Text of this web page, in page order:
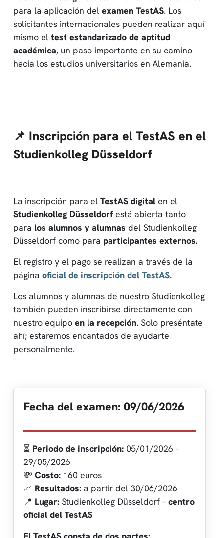
para la aplicación del examen TestAS. Los
solicitantes internacionales pueden realizar aquí
mismo el test estandarizado de aptitud
académica, un paso importante en su camino
hacia los estudios universitarios en Alemania.
📌 Inscripción para el TestAS en el
Studienkolleg Düsseldorf
La inscripción para el TestAS digital en el
Studienkolleg Düsseldorfestá abierta tanto
para los alumnos y alumnas del Studienkolleg
Düsseldorf como para participantes externos.
El registro y el pago se realizan a través de la
página oficial de inscripción del TestAS.
Los alumnos y alumnas de nuestro Studienkolleg
también pueden inscribirse directamente con
nuestro equipo en la recepción. Solo preséntate
ahí; estaremos encantados de ayudarte
personalmente.
Fecha del examen: 09/06/2026
⏳ Periodo de inscripción: 05/01/2026 –
29/05/2026
💸 Costo: 160 euros
📈 Resultados: a partir del 30/06/2026
📍 Lugar: Studienkolleg Düsseldorf – centro
oficial del TestAS
El TestAS consta de dos partes: